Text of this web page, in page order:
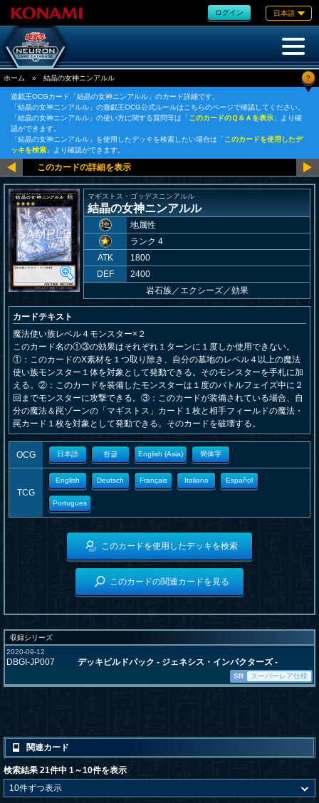
ログイン 日本語
ホーム » 結晶の女神ニンアルル ?
遊戯王OCGカード「結晶の女神ニンアルル」のカード詳細です。
「結晶の女神ニンアルル」の遊戯王OCG公式ルールはこちらのページで確認してください。
「結晶の女神ニンアルル」の使い方に関する質問等は「このカードのＱ＆Ａを表示 」より確
認ができます。
「結晶の女神ニンアルル」を使用したデッキを検索したい場合は「このカードを使用したデ
ッキを検索 」より確認ができます。
マギストス・ゴッデスニンアルル
結晶の女神ニンアルル
地属性
ランク 4
ATK
1800
DEF
2400
岩石族／エクシーズ／効果
カードテキスト
魔法使い族レベル４モンスター×２
このカード名の①③の効果はそれぞれ１ターンに１度しか使用できない。
①：このカードのX素材を１つ取り除き、自分の墓地のレベル４以上の魔法
使い族モンスター１体を対象として発動できる。そのモンスターを手札に加
える。②：このカードを装備したモンスターは１度のバトルフェイズ中に２
回までモンスターに攻撃できる。③：このカードが装備されている場合、自
分の魔法＆罠ゾーンの「マギストス」カード１枚と相手フィールドの魔法・
罠カード１枚を対象として発動できる。そのカードを破壊する。
OCG 日本語 한글 English (Asia) 簡体字
TCG
English Deutsch Français Italiano Español
Portugues
このカードを使用したデッキを検索
このカードの関連カードを見る
収録シリーズ
2020-09-12
DBGI-JP007 デッキビルドパック - ジェネシス・インパクターズ -
SR スーパーレア仕様
関連カード
検索結果 21件中 1～10件を表示